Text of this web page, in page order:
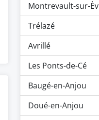
Montrevault-sur-
Trélazé
Avrillé
Les Ponts-de-Cé
Baugé-en-Anjou
Doué-en-Anjou